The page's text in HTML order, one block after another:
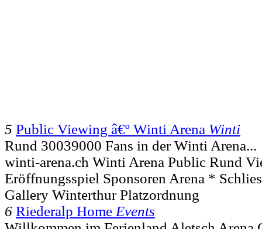
5 Public Viewing â€º Winti Arena Winti
Rund 30039000 Fans in der Winti Arena...
winti-arena.ch Winti Arena Public Rund
Eröffnungsspiel Sponsoren Arena *
Gallery Winterthur Platzordnung
6 Riederalp Home Events